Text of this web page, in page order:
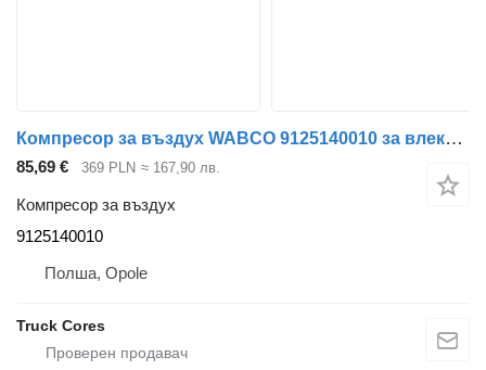
Компресор за въздух WABCO 9125140010 за влекач Volvo,Renault DXI
85,69 € 369 PLN ≈ 167,90 лв.
Компресор за въздух
9125140010
Полша, Opole
Truck Cores